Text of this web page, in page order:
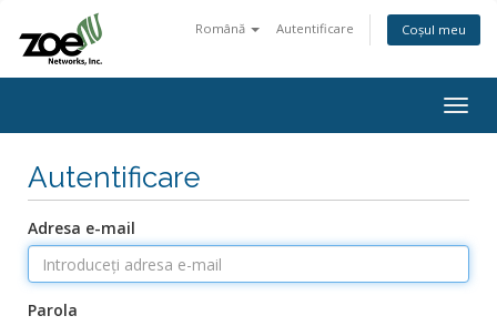
Română Autentificare Coșul meu
Autentificare
Adresa e-mail
Parola